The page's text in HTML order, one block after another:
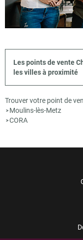
Les points de vente
les villes à proximité
Trouver votre point de
> Moulins-lès-Metz
>CORA